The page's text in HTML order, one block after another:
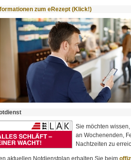
zum eRezept (Klick!)
Sie möchten
an Wochenenden,
Nachtzeiten zu
aktuellen Notdienstplan erhalten Sie beim